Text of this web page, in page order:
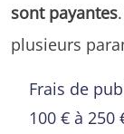
sont payantes
plusieurs
Frais de
100 € à